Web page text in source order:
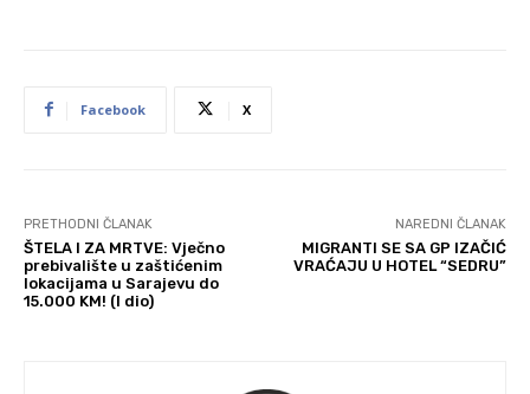
Facebook X
PRETHODNI ČLANAK
ŠTELA I ZA MRTVE: Vječno
prebivalište u zaštićenim
lokacijama u Sarajevu do
15.000 KM! (I dio)
NAREDNI ČLANAK
MIGRANTI SE SA GP IZAČIĆ
VRAĆAJU U HOTEL “SEDRU”